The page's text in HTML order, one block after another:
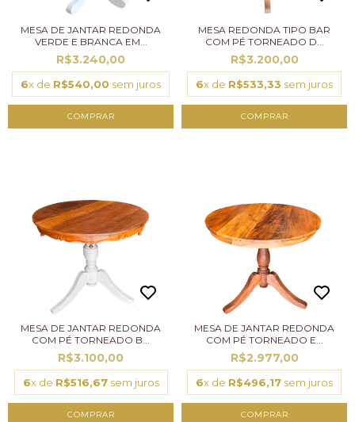
MESA DE JANTAR REDONDA
VERDE E BRANCA EM...
R$3.240,00
6x de R$540,00 sem juros
MESA REDONDA TIPO BAR
COM PÉ TORNEADO D...
R$3.200,00
6x de R$533,33 sem juros
MESA DE JANTAR REDONDA
COM PÉ TORNEADO B...
R$3.100,00
6x de R$516,67sem juros
MESA DE JANTAR REDONDA
COM PÉ TORNEADO E...
R$2.977,00
6x de R$496,17 sem juros